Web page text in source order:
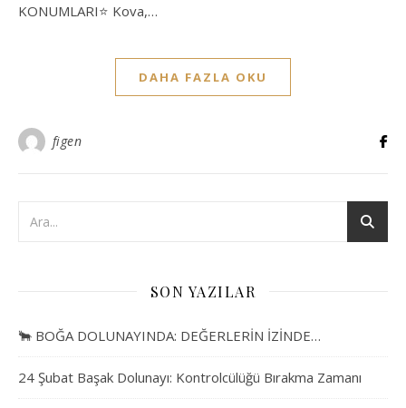
KONUMLARI⭐ Kova,…
DAHA FAZLA OKU
figen
SON YAZILAR
🐂 BOĞA DOLUNAYINDA: DEĞERLERİN İZİNDE…
24 Şubat Başak Dolunayı: Kontrolcülüğü Bırakma Zamanı